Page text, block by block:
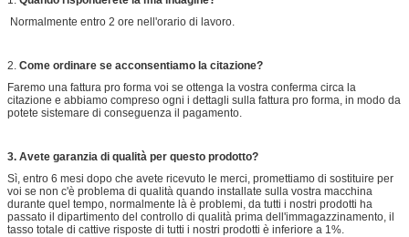
Normalmente entro 2 ore nell'orario di lavoro.
2. Come ordinare se acconsentiamo la citazione?
Faremo una fattura pro forma voi se ottenga la vostra conferma circa la
citazione e abbiamo compreso ogni i dettagli sulla fattura pro forma, in modo da
potete sistemare di conseguenza il pagamento.
3. Avete garanzia di qualità per questo prodotto?
Sì, entro 6 mesi dopo che avete ricevuto le merci, promettiamo di sostituire per
voi se non c'è problema di qualità quando installate sulla vostra macchina
durante quel tempo, normalmente là è problemi, da tutti i nostri prodotti ha
passato il dipartimento del controllo di qualità prima dell'immagazzinamento, il
tasso totale di cattive risposte di tutti i nostri prodotti è inferiore a 1%.